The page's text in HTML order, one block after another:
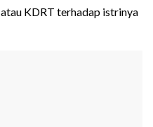
KDRT terhadap istrinya